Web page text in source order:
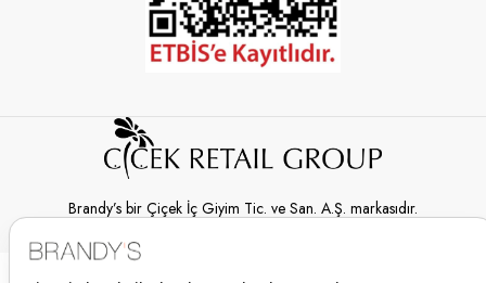
Brandy’s bir Çiçek İç Giyim Tic. ve San. A.Ş. markasıdır.
© 2026 Brandy’s | Her hakkı saklıdır.